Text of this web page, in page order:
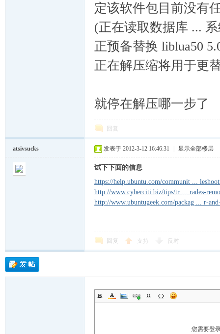
定该软件包目前没有
(正在读取数据库 ...
正预备替换 liblua50
正在解压缩将用于更
就停在解压哪一步了
回复
atsivsucks 发表于 2012-3-12 16:46:31 显示全部楼层
试下下面的信息
https://help.ubuntu.com/communit ...
http://www.cyberciti.biz/tips/tr ... rades-
http://www.ubuntugeek.com/packag ... r-
回复 支持 反对
您需要登